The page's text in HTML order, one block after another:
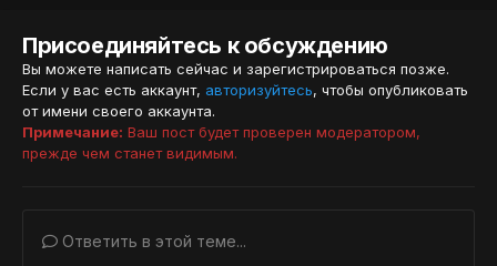
Присоединяйтесь к обсуждению
Вы можете написать сейчас и зарегистрироваться позже.
Если у вас есть аккаунт, авторизуйтесь, чтобы опубликовать
от имени своего аккаунта.
Примечание: Ваш пост будет проверен модератором,
прежде чем станет видимым.
Ответить в этой теме...